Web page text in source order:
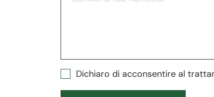
Dichiaro di acconsentire al